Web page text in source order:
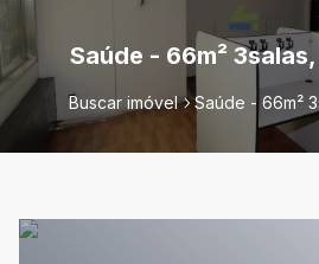
Saúde - 66m²
Buscar imóvel Saúde - 66m²